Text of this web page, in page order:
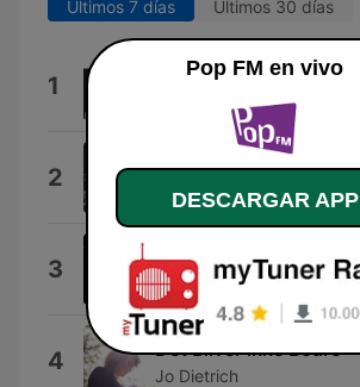
Últimos 7 días Últimos 30 días
1 Whatever You Want
2 Vintage Funk
AlexGuz
3 R. Forelsket
Nicolai Absalon
4 Det Bliver Ikke Bedre
Jo Dietrich
Pop FM en vivo
DESCARGAR APP